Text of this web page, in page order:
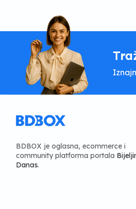
BDBOX je oglasna, ecommerce i
community platforma portala
Danas.